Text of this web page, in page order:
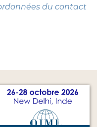
du contact